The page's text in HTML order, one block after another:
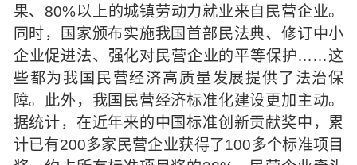
果、80%以上的城镇劳动力就业来自民营企业。
同时，国家颁布实施我国首部民法典、修订中小
企业促进法、强化对民营企业的平等保护……这
些都为我国民营经济高质量发展提供了法治保
障。此外，我国民营经济标准化建设更加主动。
据统计，在近年来的中国标准创新贡献奖中，累
计已有200多家民营企业获得了100多个标准项目